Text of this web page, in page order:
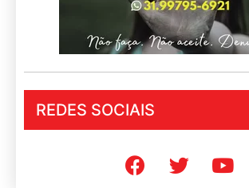
REDES SOCIAIS